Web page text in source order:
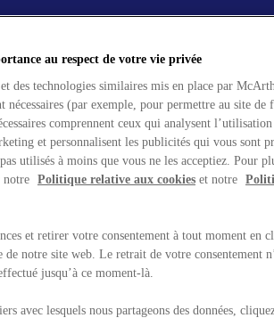
au respect de votre vie privée
des technologies similaires mis en place par
nécessaires (par exemple, pour permettre au site de
comprennent ceux qui analysent
et personnalisent les publicités qui vous sont
utilisés à moins que vous ne les acceptiez. Pour
notre Politique relative aux cookies et notre
et retirer votre consentement à tout moment en
de notre site web. Le retrait de votre consentement
jusqu’à ce moment-là.
avec lesquels nous partageons des données,